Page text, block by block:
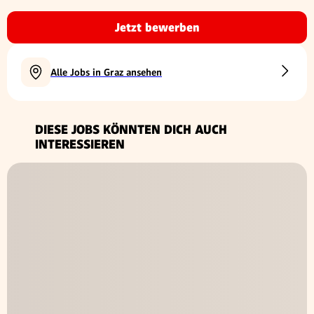
Jetzt bewerben
Alle Jobs in Graz ansehen
DIESE JOBS KÖNNTEN DICH AUCH
INTERESSIEREN